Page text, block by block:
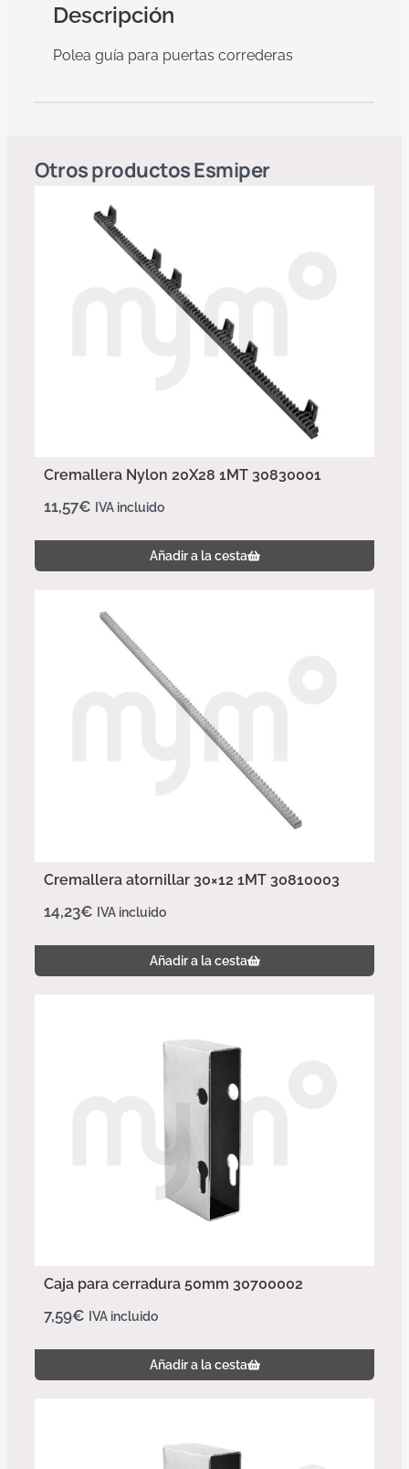
Descripción
Polea guía para puertas correderas
Otros productosEsmiper
Cremallera Nylon 20X28 1MT 30830001
11,57€ IVA incluido
Añadir a la cesta
Cremallera atornillar 30×12 1MT 30810003
14,23€ IVA incluido
Añadir a la cesta
Caja para cerradura 50mm 30700002
7,59€ IVA incluido
Añadir a la cesta